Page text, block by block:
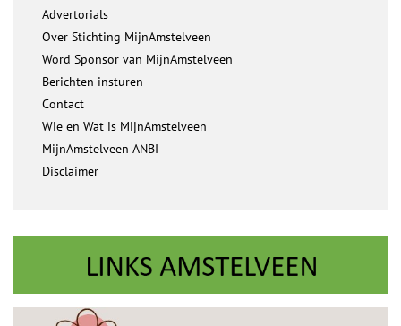
Advertorials
Over Stichting MijnAmstelveen
Word Sponsor van MijnAmstelveen
Berichten insturen
Contact
Wie en Wat is MijnAmstelveen
MijnAmstelveen ANBI
Disclaimer